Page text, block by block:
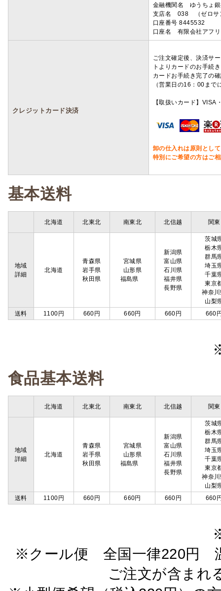
金融機関名 ゆうちょ
支店名 038 （ゼロサ
口座番号 8445532
口座名 有限会社アフ
クレジットカード決済
ご注文確定後、決済サ
トよりカードのお手続
カードお手続き完了の
（営業日の16：00ま
【取扱いカード】
卸の仕入れは原則とし
特別にご希望の方はご
基本送料
北海道 北東北 南東北 北信越 関東
地域
詳細
北海道
青森県
岩手県
秋田県
宮城県
山形県
福島県
新潟県
富山県
石川県
福井県
長野県
茨城
栃木
群馬
埼玉
千葉
東京
神奈
山梨
送料
1100円 660円 660円 660円 660
食品基本送料
北海道 北東北 南東北 北信越 関東
地域
詳細
北海道
青森県
岩手県
秋田県
宮城県
山形県
福島県
新潟県
富山県
石川県
福井県
長野県
茨城
栃木
群馬
埼玉
千葉
東京
神奈
山梨
送料
1100円 660円 660円 660円 660
※クール便 全国一律220円
ご注文が含ま